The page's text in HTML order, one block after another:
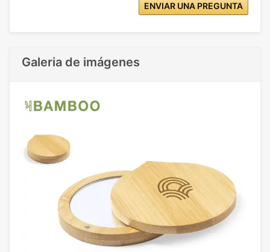
ENVIAR UNA PREGUNTA
Galeria de imágenes